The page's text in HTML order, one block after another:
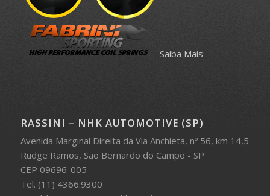
Saiba Mais
RASSINI – NHK AUTOMOTIVE (SP)
Avenida Marginal Direita da Via Anchieta, nº 56, km 14,5
Rudge Ramos, São Bernardo do Campo - SP
CEP 09696-005
Tel. (11) 4366.9300